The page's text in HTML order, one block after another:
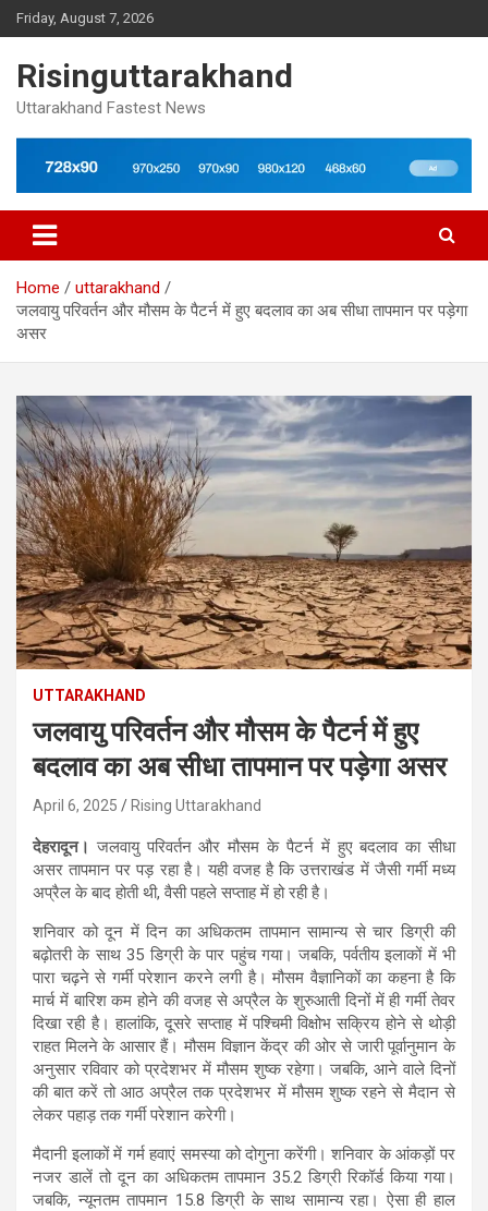
Skip
to
Friday, August 7, 2026
Risinguttarakhand
Uttarakhand Fastest News
Home
uttarakhand
जलवायु परिवर्तन और मौसम के पैटर्न में हुए बदलाव का अब सीधा तापमान पर पड़ेगा
असर
UTTARAKHAND
जलवायु परिवर्तन और मौसम के पैटर्न में हुए
बदलाव का अब सीधा तापमान पर पड़ेगा असर
April 6, 2025 Rising Uttarakhand
देहरादून। जलवायु परिवर्तन और मौसम के पैटर्न में हुए बदलाव का सीधा
असर तापमान पर पड़ रहा है। यही वजह है कि उत्तराखंड में जैसी गर्मी मध्य
अप्रैल के बाद होती थी, वैसी पहले सप्ताह में हो रही है।
शनिवार को दून में दिन का अधिकतम तापमान सामान्य से चार डिग्री की
बढ़ोतरी के साथ 35 डिग्री के पार पहुंच गया। जबकि, पर्वतीय इलाकों में भी
पारा चढ़ने से गर्मी परेशान करने लगी है। मौसम वैज्ञानिकों का कहना है कि
मार्च में बारिश कम होने की वजह से अप्रैल के शुरुआती दिनों में ही गर्मी तेवर
दिखा रही है। हालांकि, दूसरे सप्ताह में पश्चिमी विक्षोभ सक्रिय होने से थोड़ी
राहत मिलने के आसार हैं। मौसम विज्ञान केंद्र की ओर से जारी पूर्वानुमान के
अनुसार रविवार को प्रदेशभर में मौसम शुष्क रहेगा। जबकि, आने वाले दिनों
की बात करें तो आठ अप्रैल तक प्रदेशभर में मौसम शुष्क रहने से मैदान से
लेकर पहाड़ तक गर्मी परेशान करेगी।
मैदानी इलाकों में गर्म हवाएं समस्या को दोगुना करेंगी। शनिवार के आंकड़ों पर
नजर डालें तो दून का अधिकतम तापमान 35.2 डिग्री रिकॉर्ड किया गया।
जबकि, न्यूनतम तापमान 15.8 डिग्री के साथ सामान्य रहा। ऐसा ही हाल